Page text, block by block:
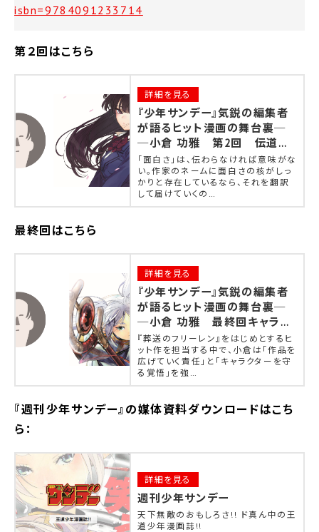
isbn=9784091233714
第２回はこちら
詳細を見る
『少年サンデー』気鋭の編集者
が語るヒット漫画の舞台裏─
─小倉 功雅 第2回 伝道師・
占い師・漫才師として作家に接
する漫画編集者のあり方
｢面白さ｣は、伝わらなければ意味がな
い。作家のネームに面白さの核がしっ
かりと存在しているなら、それを翻訳
して届けていくの…
最終回はこちら
詳細を見る
『少年サンデー』気鋭の編集者
が語るヒット漫画の舞台裏─
─小倉 功雅 最終回キャラク
ターを届け、そして守る IP時
代に掲げる編集論
『葬送のフリーレン』をはじめとするヒ
ット作を担当する中で、小倉は｢作品を
広げていく責任｣と｢キャラクターを守
る覚悟｣を強…
『週刊少年サンデー』の媒体資料ダウンロードはこち
ら：
詳細を見る
週刊少年サンデー
天下無敵のおもしろさ!! ド真ん中の王
道少年漫画誌!!